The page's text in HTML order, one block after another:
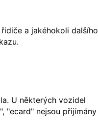
a jakéhokoli dalšího
U některých vozidel
"ecard" nejsou přijímány